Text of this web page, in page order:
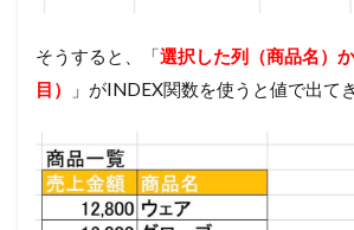
そうすると、「選択した列（商品名）
目）
」がINDEX関数を使うと値で出て